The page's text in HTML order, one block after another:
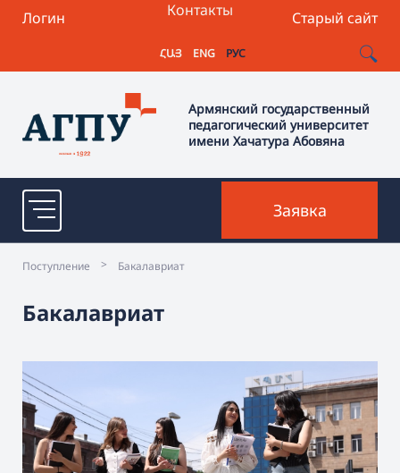
Логин Старый сайт
Контакты
ՀԱՅ ENG РУС
Армянский государственный
педагогический университет
имени Хачатура Абовяна
Заявка
Поступление > Бакалавриат
Бакалавриат